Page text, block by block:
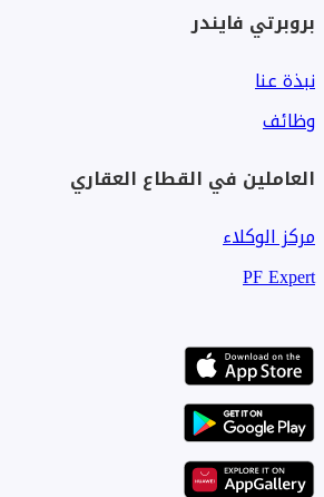
بروبرتي فايندر
نبذة عنا
وظائف
العاملين في القطاع العقاري
مركز الوكلاء
PF Expert